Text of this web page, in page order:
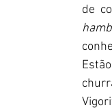
de